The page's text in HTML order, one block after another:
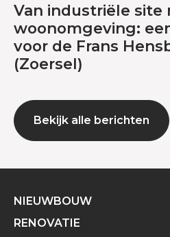
Van industriële site
woonomgeving:
voor de Frans
(Zoersel)
Bekijk alle berichten
NIEUWBOUW
RENOVATIE